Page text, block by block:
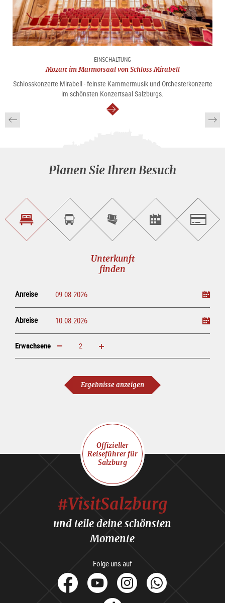
EINSCHALTUNG
Mozart im Marmorsaal von Schloss Mirabell
Schlosskonzerte Mirabell - feinste Kammermusik und Orchesterkonzerte
im schönsten Konzertsaal Salzburgs.
weiter
Planen Sie Ihren Besuch
Unterkunft<br>findenSightseeing<br>Tour
buchen
Tickets
online<br>kaufen
Events<br>finden
Unterkunft
finden
Anreise
Abreise
Erwachsene erhöhen verringern
Ergebnisse anzeigen
Offizieller
Reiseführer für
Salzburg
#VisitSalzburg
und teile deine schönsten
Momente
Folge uns auf
facebook
YoutubeInstagram